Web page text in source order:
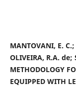
MANTOVANI, E.
OLIVEIRA, R.A. de;
METHODOLOGY
EQUIPPED WITH